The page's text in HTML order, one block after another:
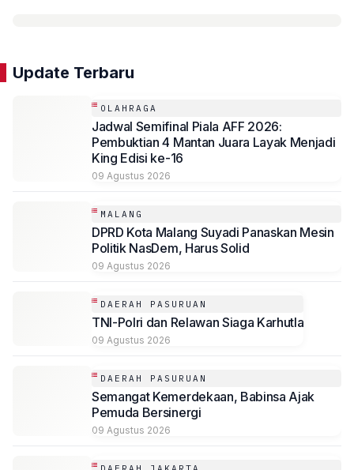
Update Terbaru
OLAHRAGA
Jadwal Semifinal Piala AFF 2026:
Pembuktian 4 Mantan Juara Layak Menjadi
King Edisi ke-16
09 Agustus 2026
MALANG
DPRD Kota Malang Suyadi Panaskan Mesin
Politik NasDem, Harus Solid
09 Agustus 2026
DAERAH PASURUAN
TNI-Polri dan Relawan Siaga Karhutla
09 Agustus 2026
DAERAH PASURUAN
Semangat Kemerdekaan, Babinsa Ajak
Pemuda Bersinergi
09 Agustus 2026